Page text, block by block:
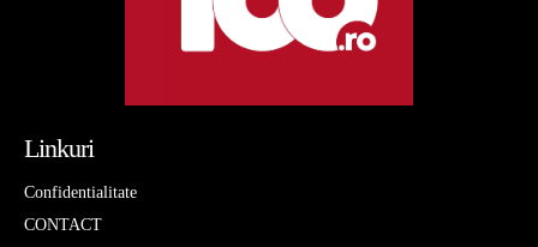
Linkuri
Confidentialitate
CONTACT